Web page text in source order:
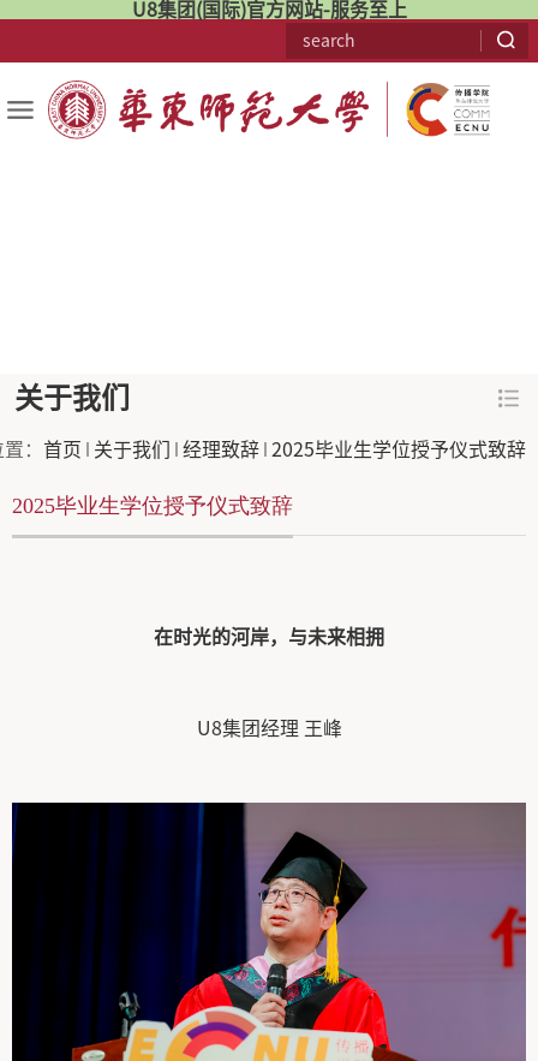
U8集团(国际)官方网站-服务至上
关于我们
： 首页 关于我们 经理致辞 2025毕业生学位授予仪式致辞
2025毕业生学位授予仪式致辞
在时光的河岸，与未来相拥
U8集团经理 王峰